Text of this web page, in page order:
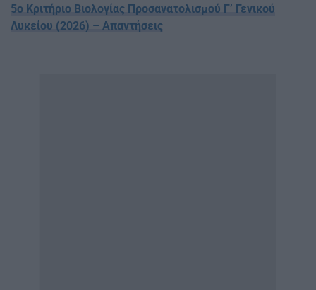
5ο Κριτήριο Βιολογίας Προσανατολισμού Γ’ Γενικού
Λυκείου (2026) – Απαντήσεις